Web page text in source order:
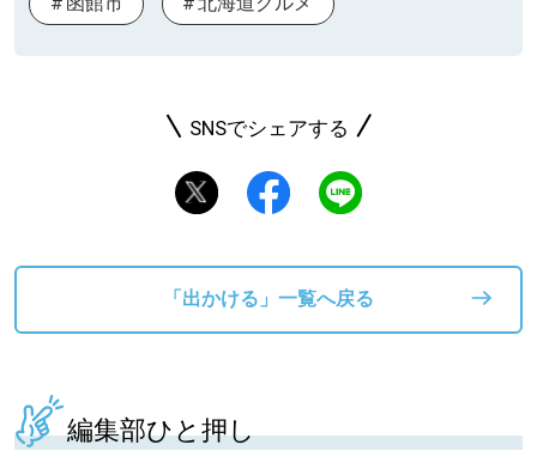
SNSでシェアする
「出かける」一覧へ戻る
編集部ひと押し